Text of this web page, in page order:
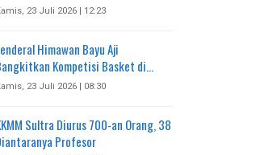
23 Juli 2026 | 12:23
Himawan Bayu Aji
Kompetisi Basket di…
23 Juli 2026 | 08:30
Sultra Diurus 700-an Orang, 38
Profesor